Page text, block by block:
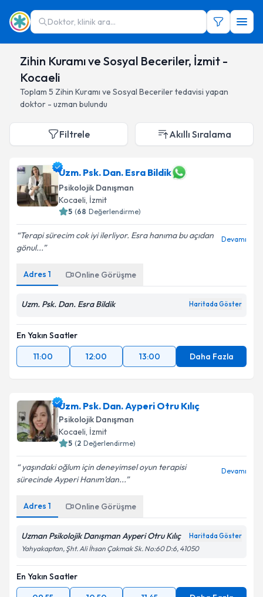
Doktor, klinik ara...
Zihin Kuramı ve Sosyal Beceriler, İzmit -
Kocaeli
Toplam 5 Zihin Kuramı ve Sosyal Becerilertedavisi yapan
doktor - uzman bulundu
Filtrele Akıllı Sıralama
Uzm. Psk. Dan. Esra Bildik
Psikolojik Danışman
Kocaeli, İzmit
5 (68 Değerlendirme)
Terapi sürecim cok iyi ilerliyor. Esra hanıma bu açıdan
gönul...
Devamı
Adres 1 Online Görüşme
Uzm. Psk. Dan. Esra Bildik Haritada Göster
En Yakın Saatler
11:00
12:00 13:00 Daha Fazla
Uzm. Psk. Dan. Ayperi Otru Kılıç
Psikolojik Danışman
Kocaeli, İzmit
5 (2 Değerlendirme)
yaşındaki oğlum için deneyimsel oyun terapisi
sürecinde Ayperi Hanım’dan...
Devamı
Adres 1 Online Görüşme
Uzman Psikolojik Danışman Ayperi Otru Kılıç Haritada Göster
Yahyakaptan, Şht. Ali İhsan Çakmak Sk. No:60 D:6, 41050
En Yakın Saatler